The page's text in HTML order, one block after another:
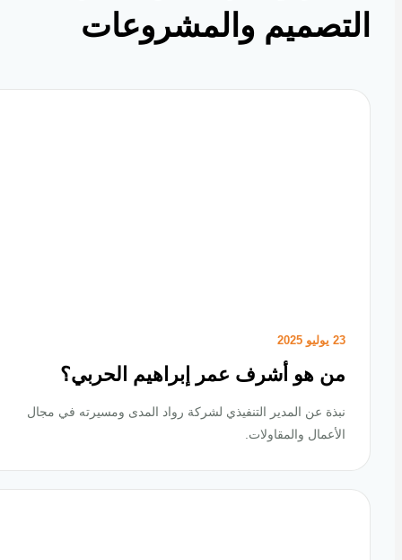
والمشروعات
من هو أشرف عمر إبراهيم الحربي؟
نبذة عن المدير التنفيذي لشركة رواد المدى ومسيرته في مجال
الأعمال والمقاولات.